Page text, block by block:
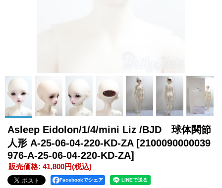
Asleep Eidolon/1/4/mini Liz /BJD 球体関節
人形 A-25-06-04-220-KD-ZA [2100090000039
976-A-25-06-04-220-KD-ZA]
販売価格: 41,800円(税込)
Facebookでシェア